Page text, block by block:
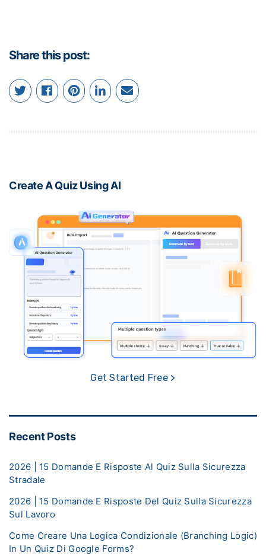
Share this post:
Create A Quiz Using AI
Get Started Free >
Recent Posts
2026 | 15 Domande E Risposte Al Quiz Sulla Sicurezza
Stradale
2026 | 15 Domande E Risposte Del Quiz Sulla Sicurezza
Sul Lavoro
Come Creare Una Logica Condizionale (Branching Logic)
In Un Quiz Di Google Forms?